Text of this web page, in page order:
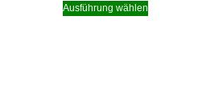
Ausführung wählen